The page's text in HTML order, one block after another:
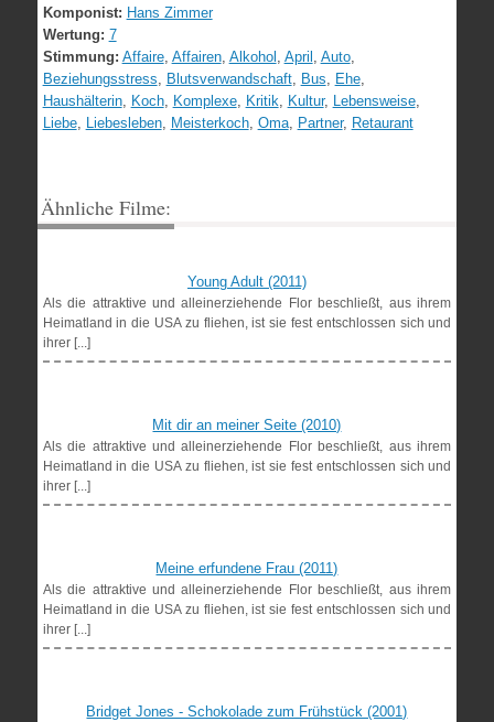
Komponist: Hans Zimmer
Wertung: 7
Stimmung: Affaire, Affairen, Alkohol April Auto,
Beziehungsstress
Blutsverwandschaft, Bus Ehe,
Haushälterin, Koch, Komplexe, Kritik Kultur, Lebensweise,
Liebe, Liebesleben, Meisterkoch, Oma, Partner, Retaurant
Ähnliche Filme:
Young Adult (2011)
Als die attraktive und alleinerziehende Flor beschließt, aus ihrem
Heimatland in die USA zu fliehen, ist sie fest entschlossen sich und
ihrer [...]
Mit dir an meiner Seite (2010)
Als die attraktive und alleinerziehende Flor beschließt, aus ihrem
Heimatland in die USA zu fliehen, ist sie fest entschlossen sich und
ihrer [...]
Meine erfundene Frau (2011)
Als die attraktive und alleinerziehende Flor beschließt, aus ihrem
Heimatland in die USA zu fliehen, ist sie fest entschlossen sich und
ihrer [...]
Bridget Jones - Schokolade zum Frühstück (2001)